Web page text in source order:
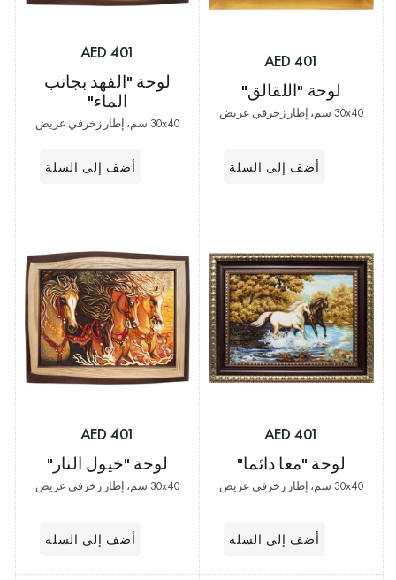
401 AED
لوحة "اللقالق"
30x40 سم، إطار زخرفي عريض
401 AED
لوحة "الفهد بجانب
الماء"
30x40 سم، إطار زخرفي عريض
401 AED
لوحة "معا دائما"
30x40 سم، إطار زخرفي عريض
401 AED
لوحة "خيول النار"
30x40 سم، إطار زخرفي عريض